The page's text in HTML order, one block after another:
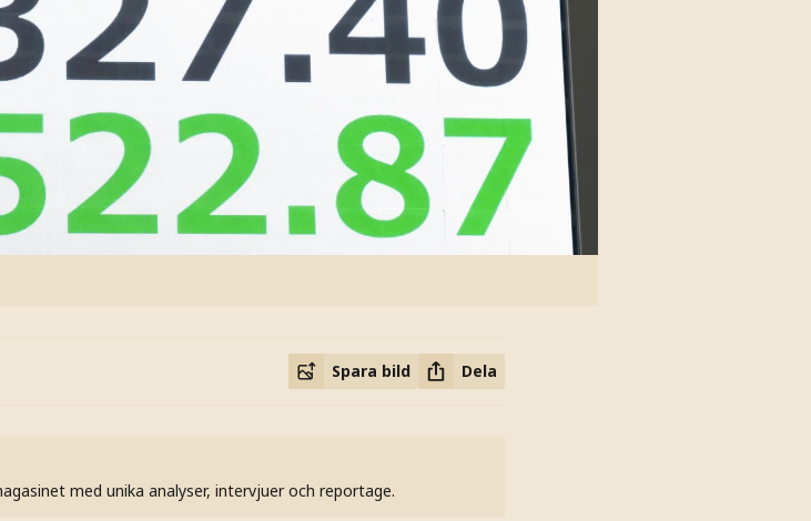
Spara bild Dela
med unika analyser, intervjuer och reportage.